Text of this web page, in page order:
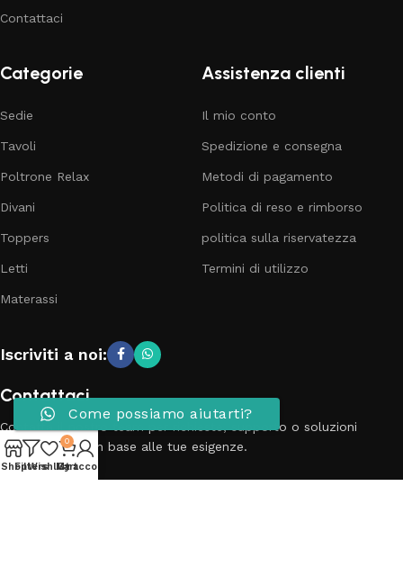
Contattaci
Categorie
Sedie
Tavoli
Poltrone Relax
Divani
Toppers
Letti
Materassi
Assistenza clienti
Il mio conto
Spedizione e consegna
Metodi di pagamento
Politica di reso e rimborso
politica sulla riservatezza
Termini di utilizzo
Iscriviti a noi:
Contattaci
Contatta il nostro team per richieste, supporto o soluzioni
personalizzate in base alle tue esigenze.
ShopFilters
Wishlist
0
Cart
My account
Come possiamo aiutarti?